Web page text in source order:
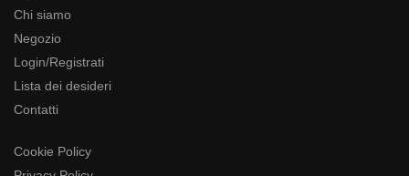
Chi siamo
Negozio
Login/Registrati
Lista dei desideri
Contatti
Cookie Policy